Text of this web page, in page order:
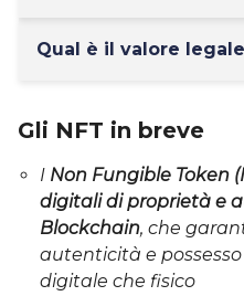
Qual è il valore
Gli NFT in breve
I Non Fungible Token
digitali di proprietà e
Blockchain, che
autenticità e
digitale che fisico